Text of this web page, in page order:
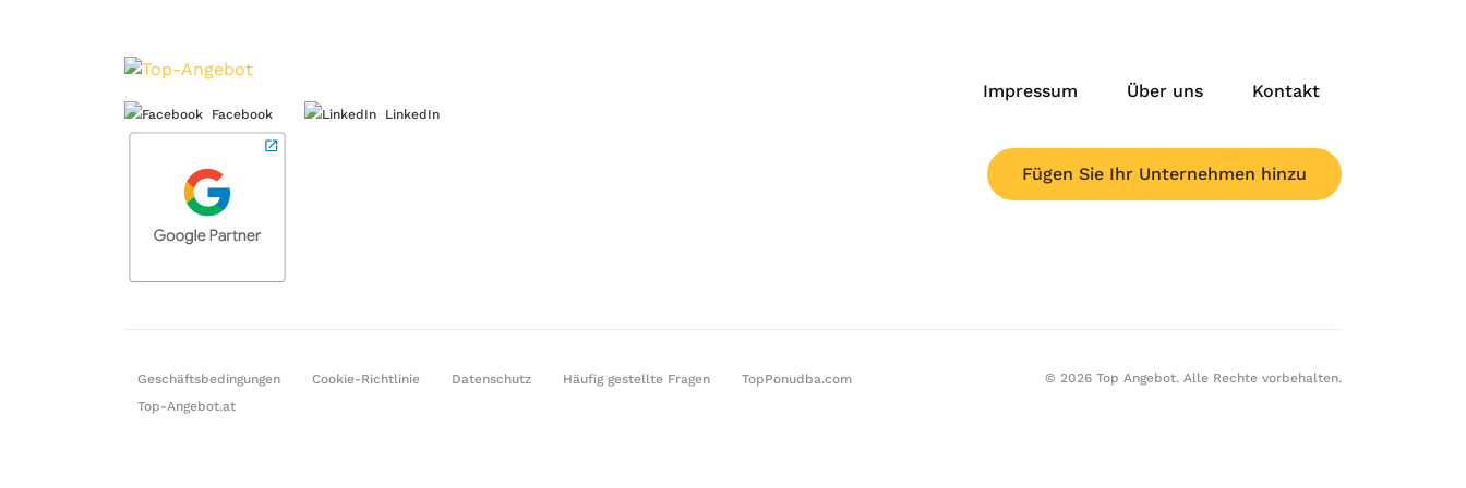
Facebook LinkedIn
Impressum Über uns Kontakt
Fügen Sie Ihr Unternehmen hinzu
Geschäftsbedingungen Cookie-Richtlinie Datenschutz Häufig gestellte Fragen
TopPonudba.com
Top-Angebot.at
© 2026 Top Angebot. Alle Rechte vorbehalten.